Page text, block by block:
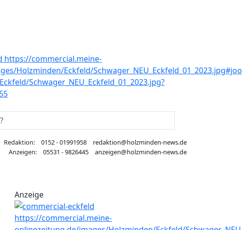
Redaktion: 0152 - 01991958
redaktion@holzminden-news.de
Anzeigen:
05531 - 9826445 anzeigen@holzminden-news.de
Anzeige